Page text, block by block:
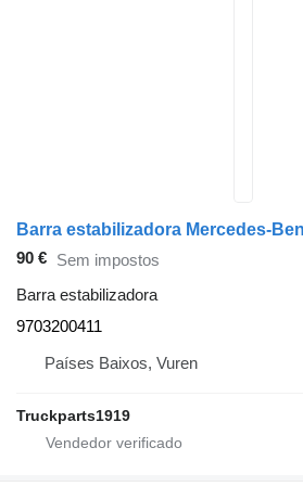
90 € Sem impostos
Barra estabilizadora
9703200411
Países Baixos, Vuren
Truckparts1919